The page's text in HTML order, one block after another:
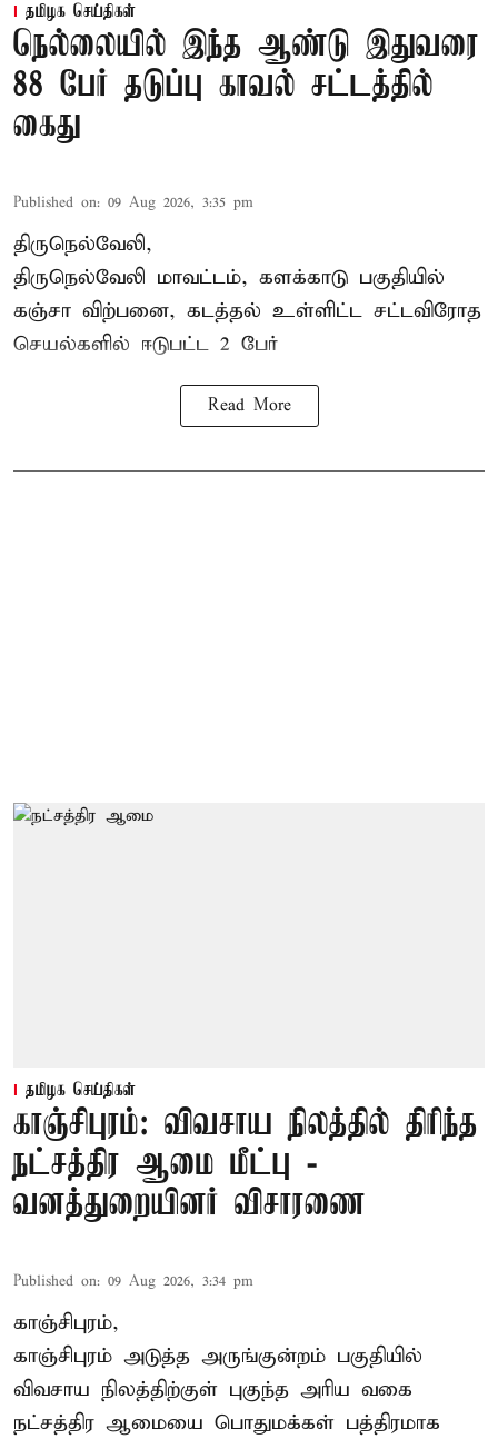
தமிழக செய்திகள்
நெல்லையில் இந்த ஆண்டு இதுவரை
88 பேர் தடுப்பு காவல் சட்டத்தில்
கைது
Published on: 09 Aug 2026, 3:35 pm
திருநெல்வேலி,
திருநெல்வேலி மாவட்டம், களக்காடு பகுதியில்
கஞ்சா விற்பனை, கடத்தல் உள்ளிட்ட சட்டவிரோத
செயல்களில் ஈடுபட்ட 2 பேர்
Read More
தமிழக செய்திகள்
காஞ்சிபுரம்: விவசாய நிலத்தில் திரிந்த
நட்சத்திர ஆமை மீட்பு -
வனத்துறையினர் விசாரணை
Published on: 09 Aug 2026, 3:34 pm
காஞ்சிபுரம்,
காஞ்சிபுரம் அடுத்த அருங்குன்றம் பகுதியில்
விவசாய நிலத்திற்குள் புகுந்த அரிய வகை
நட்சத்திர ஆமையை பொதுமக்கள் பத்திரமாக